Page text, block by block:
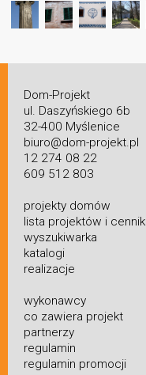
Dom-Projekt
ul. Daszyńskiego 6b
32-400 Myślenice
biuro@dom-projekt.pl
12 274 08 22
609 512 803
projekty domów
lista projektów i cennik
wyszukiwarka
katalogi
realizacje
wykonawcy
co zawiera projekt
partnerzy
regulamin
regulamin promocji